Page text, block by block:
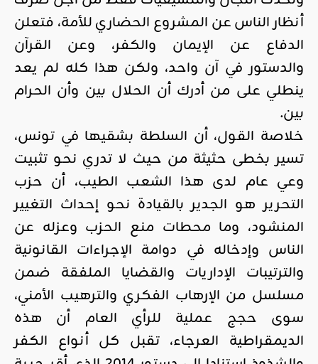
أنظار الناس عن المشروع الحضاري للأمة، فتعلن
الدفاع عن الإيمان والكفر، وعن القرآن
والدستور في آن واحد، ولكن هذا كله لم يعد
ينطلي على من أدرك أن الحلال بين وأن الحرام
بين.
خلاصة القول، أن السلطة بشقيها في تونس،
تسير بخطى حثيثة من حيث لا تدري نحو تثبيت
وعي عام لدى هذا الشعب الطيب، أن حزب
التحرير هو الجدير بالقيادة نحو إحداث التغيير
المنشود، وما محطات منع الحزب وعزله عن
الناس وإدخاله في دوامة الإجراءات القانونية
والترتيبات الإداريات والقضايا الملفقة ضمن
مسلسل من الإرهاب الفكري والترهيب الأمني،
سوى حجج عملية للرأي العام أن هذه
الديمقراطية العرجاء، تقبل كل أنواع الكفر